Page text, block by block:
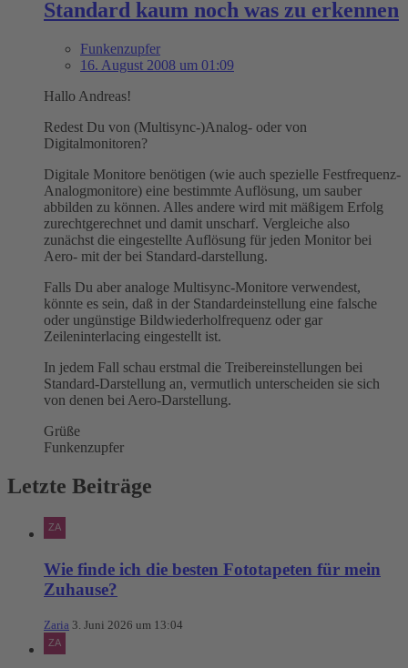
Standard kaum noch was zu erkennen
Funkenzupfer
16. August 2008 um 01:09
Hallo Andreas!
Redest Du von (Multisync-)Analog- oder von
Digitalmonitoren?
Digitale Monitore benötigen (wie auch spezielle Festfrequenz-
Analogmonitore) eine bestimmte Auflösung, um sauber
abbilden zu können. Alles andere wird mit mäßigem Erfolg
zurechtgerechnet und damit unscharf. Vergleiche also
zunächst die eingestellte Auflösung für jeden Monitor bei
Aero- mit der bei Standard-darstellung.
Falls Du aber analoge Multisync-Monitore verwendest,
könnte es sein, daß in der Standardeinstellung eine falsche
oder ungünstige Bildwiederholfrequenz oder gar
Zeileninterlacing eingestellt ist.
In jedem Fall schau erstmal die Treibereinstellungen bei
Standard-Darstellung an, vermutlich unterscheiden sie sich
von denen bei Aero-Darstellung.
Grüße
Funkenzupfer
Letzte Beiträge
Wie finde ich die besten Fototapeten für mein
Zuhause?
Zaria 3. Juni 2026 um 13:04